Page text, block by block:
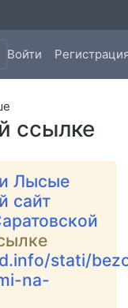
Войти
ссылке
Лысые
сайт
stati/
na-